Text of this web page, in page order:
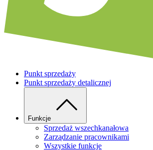
Punkt sprzedaży
Punkt sprzedaży detalicznej
Funkcje
Sprzedaż wszechkanałowa
Zarządzanie pracownikami
Wszystkie funkcje